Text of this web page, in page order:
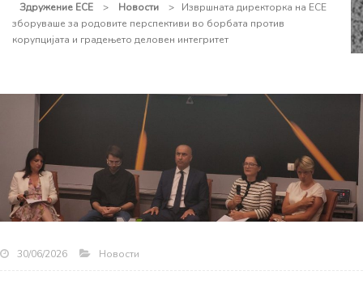
Здружение ЕСЕ > Новости >
Извршната директорка на ЕСЕ
зборуваше за родовите перспективи во борбата против
корупцијата и градењето деловен интегритет
30/06/2026 Новости